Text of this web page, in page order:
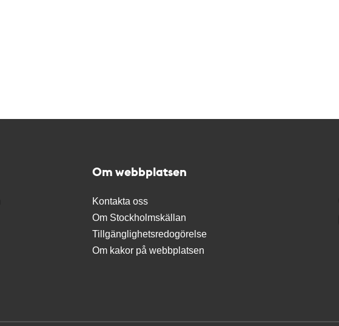
Om webbplatsen
Kontakta oss
Om Stockholmskällan
Tillgänglighetsredogörelse
Om kakor på webbplatsen